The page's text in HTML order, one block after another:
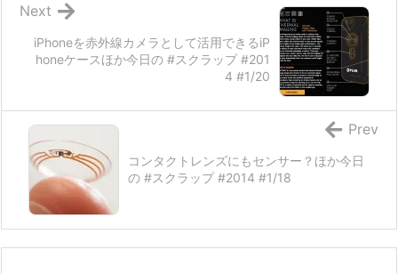
iPhoneを赤外線カメラとして活用できるiP
honeケースほか今日の #スクラップ #201
4 #1/20
Next
コンタクトレンズにもセンサー？ほか今日
の #スクラップ #2014 #1/18
Prev